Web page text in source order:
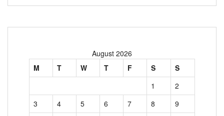
August 2026
M
T W T F S
S
1
2
3
4 5 6 7 8
9